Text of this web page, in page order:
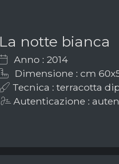
La notte bianca
Anno : 2014
Dimensione : cm
Tecnica : terracotta
Autenticazione :